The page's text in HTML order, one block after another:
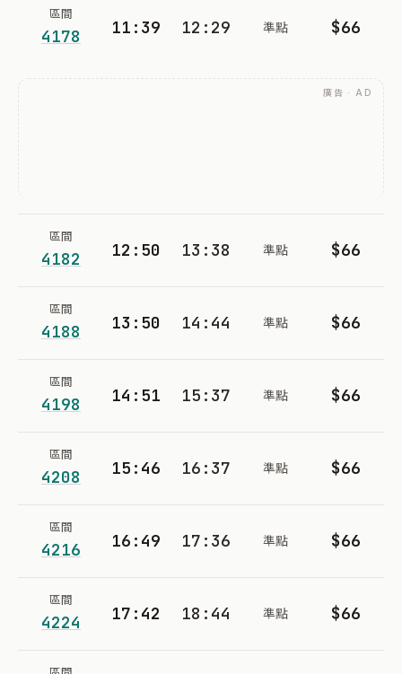
區間
4178 11:39 12:29 準點 $66
廣告 · AD
區間
4182 12:50 13:38 準點 $66
區間
4188 13:50 14:44 準點 $66
區間
4198 14:51 15:37 準點 $66
區間
4208 15:46 16:37 準點 $66
區間
4216 16:49 17:36 準點 $66
區間
4224 17:42 18:44 準點 $66